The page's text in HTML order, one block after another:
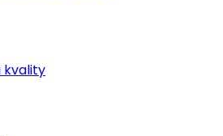
kvality